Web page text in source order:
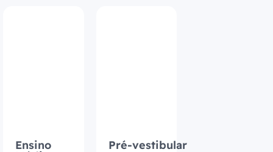
Ensino Pré‑vestibular